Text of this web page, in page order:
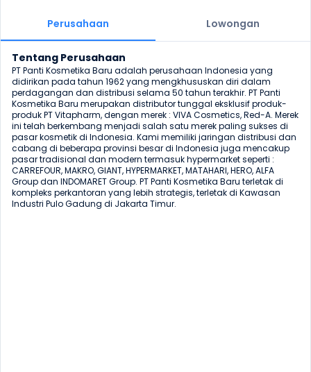
Perusahaan Lowongan
Tentang Perusahaan
PT Panti Kosmetika Baru adalah perusahaan Indonesia yang
didirikan pada tahun 1962 yang mengkhususkan diri dalam
perdagangan dan distribusi selama 50 tahun terakhir. PT Panti
Kosmetika Baru merupakan distributor tunggal eksklusif produk-
produk PT Vitapharm, dengan merek : VIVA Cosmetics, Red-A. Merek
ini telah berkembang menjadi salah satu merek paling sukses di
pasar kosmetik di Indonesia. Kami memiliki jaringan distribusi dan
cabang di beberapa provinsi besar di Indonesia juga mencakup
pasar tradisional dan modern termasuk hypermarket seperti :
CARREFOUR, MAKRO, GIANT, HYPERMARKET, MATAHARI, HERO, ALFA
Group dan INDOMARET Group. PT Panti Kosmetika Baru terletak di
kompleks perkantoran yang lebih strategis, terletak di Kawasan
Industri Pulo Gadung di Jakarta Timur.